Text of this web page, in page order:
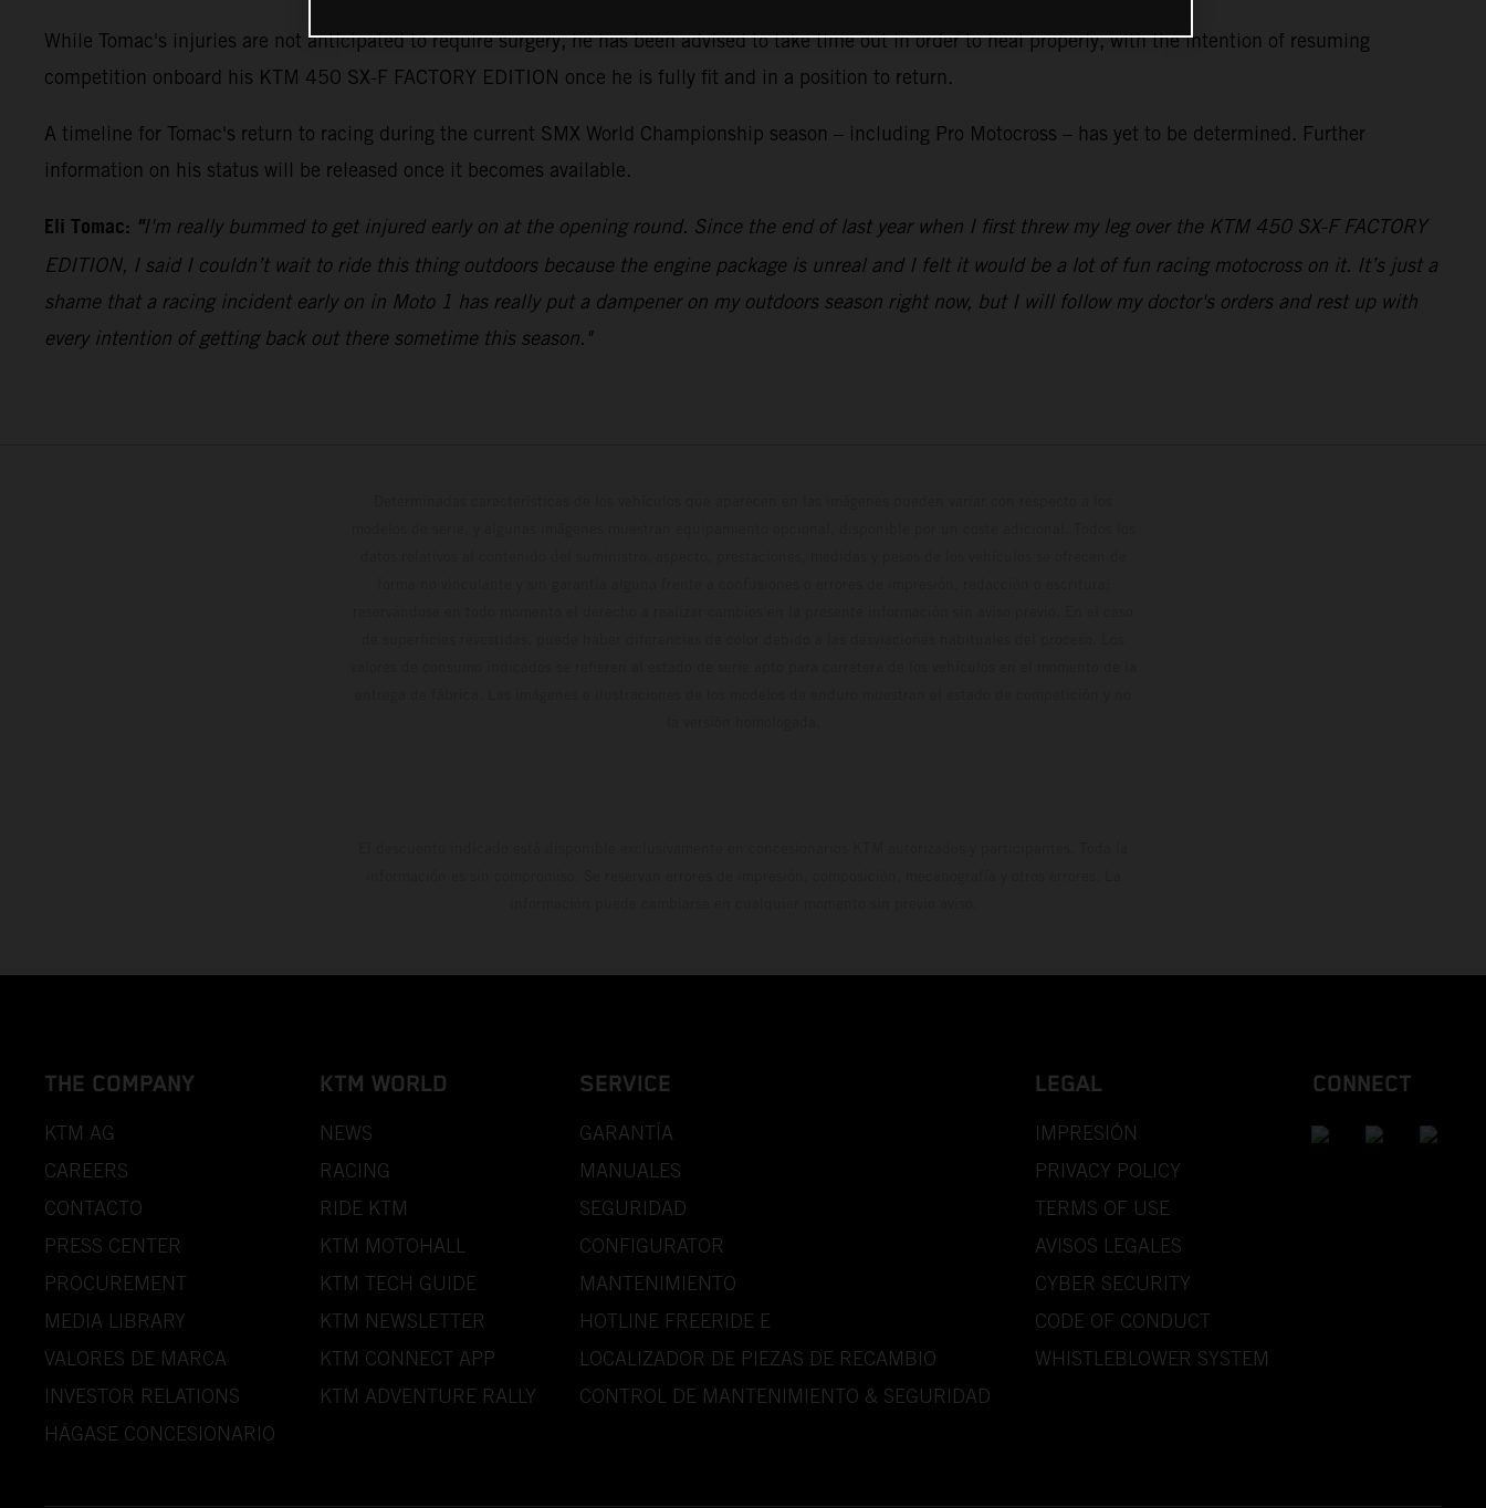
While Tomac's injuries are not anticipated to require surgery, he has been advised to take time out in order to heal properly, with the intention of resuming
competition onboard his KTM 450 SX-F FACTORY EDITION once he is fully fit and in a position to return.
A timeline for Tomac's return to racing during the current SMX World Championship season – including Pro Motocross – has yet to be determined. Further
information on his status will be released once it becomes available.
Eli Tomac: "I'm really bummed to get injured early on at the opening round. Since the end of last year when I first threw my leg over the KTM 450 SX-F FACTORY
EDITION, I said I couldn’t wait to ride this thing outdoors because the engine package is unreal and I felt it would be a lot of fun racing motocross on it. It’s just a
shame that a racing incident early on in Moto 1 has really put a dampener on my outdoors season right now, but I will follow my doctor's orders and rest up with
every intention of getting back out there sometime this season."
THE COMPANY
KTM AG
CAREERS
CONTACTO
PRESS CENTER
PROCUREMENT
MEDIA LIBRARY
VALORES DE MARCA
INVESTOR RELATIONS
HÁGASE CONCESIONARIO
KTM WORLD
NEWS
RACING
RIDE KTM
KTM MOTOHALL
KTM TECH GUIDE
KTM NEWSLETTER
KTM CONNECT APP
KTM ADVENTURE RALLY
SERVICE
GARANTÍA
MANUALES
SEGURIDAD
CONFIGURATOR
MANTENIMIENTO
HOTLINE FREERIDE E
LOCALIZADOR DE PIEZAS DE RECAMBIO
CONTROL DE MANTENIMIENTO & SEGURIDAD
LEGAL
IMPRESIÓN
PRIVACY POLICY
TERMS OF USE
AVISOS LEGALES
CYBER SECURITY
CODE OF CONDUCT
WHISTLEBLOWER SYSTEM
CONNECT